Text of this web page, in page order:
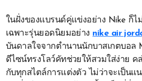
ในฝั่งของแบรนด์คู่แข่งอย่าง Nike ก็ไ
เฉพาะรุ่นยอดนิยมอย่าง nike air
บันดาลใจจากตำนานนักบาสเกตบอล
ดีไซน์ทรงโลว์คัทช่วยให้สวมใส่ง่าย ค
กับทุกสไตล์การแต่งตัว ไม่ว่าจะเป็นแ